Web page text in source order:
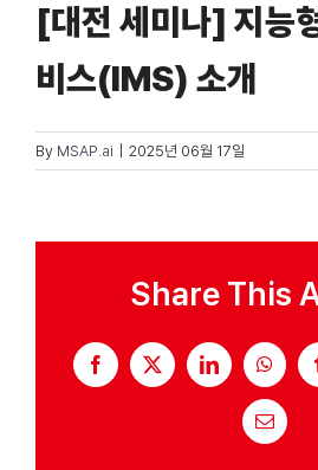
자료실
[대전 세미나] 지능
비스(IMS) 소개
By MSAP.ai 2025년 06월 17일
Share This
Facebook
X LinkedIn
Email